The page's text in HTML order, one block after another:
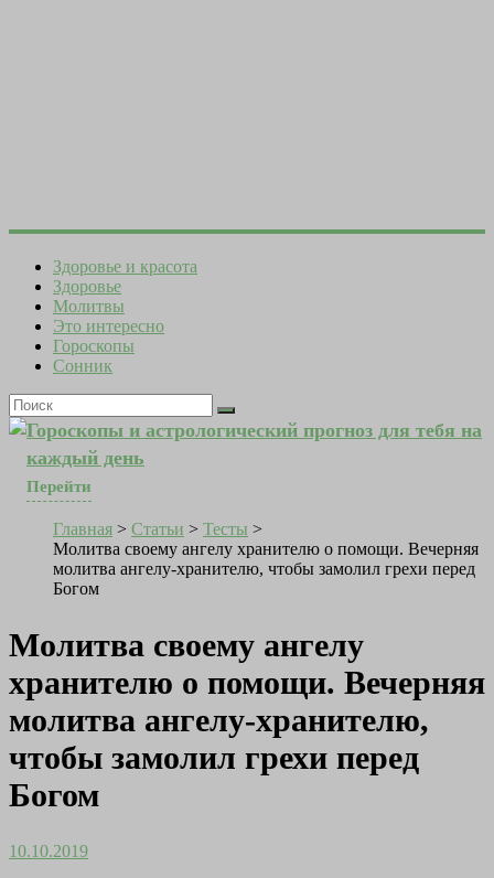
Здоровье и красота
Здоровье
Молитвы
Это интересно
Гороскопы
Сонник
Гороскопы и астрологический прогноз для тебя на
каждый день
Перейти
Главная > Статьи > Тесты >
Молитва своему ангелу хранителю о помощи. Вечерняя
молитва ангелу-хранителю, чтобы замолил грехи перед
Богом
Молитва своему ангелу
хранителю о помощи. Вечерняя
молитва ангелу-хранителю,
чтобы замолил грехи перед
Богом
10.10.2019